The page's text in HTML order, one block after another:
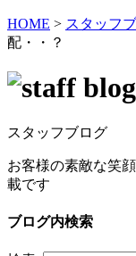
HOME > スタッフ
配・・？
スタッフブログ
お客様の素敵な笑
載です
ブログ内検索